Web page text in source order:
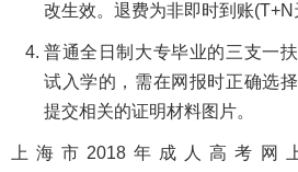
改生效。退费为非即时到账(T+N
普通全日制大专毕业的三支一
试入学的，需在网报时正确选
提交相关的证明材料图片。
上海市2018年成人高考网